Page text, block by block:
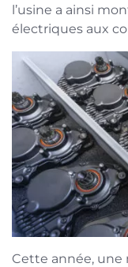
l’usine a ainsi
électriques aux
Cette année, une